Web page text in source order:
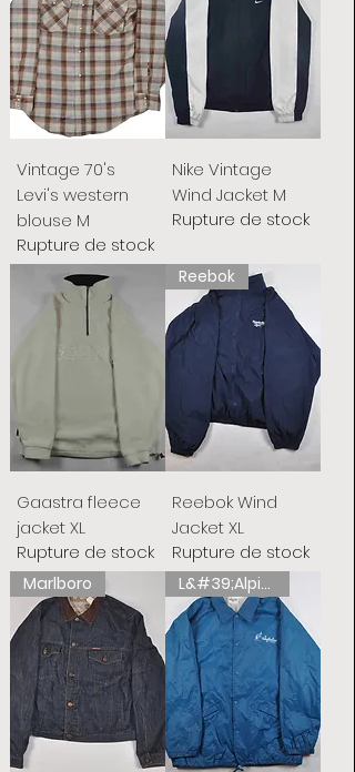
Vintage 70's
Levi's western
blouse M
Rupture de stock
Nike Vintage
Wind Jacket M
Rupture de stock
Gaastra fleece
jacket XL
Rupture de stock
Reebok
Reebok Wind
Jacket XL
Rupture de stock
Marlboro L&#39;Alpina australienne